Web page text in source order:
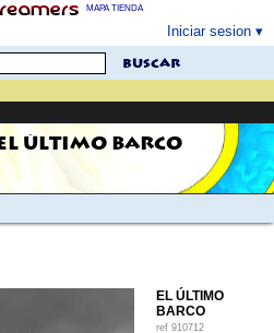
MAPA TIENDA
Iniciar sesion
buscar
EL ÚLTIMO BARCO
EL ÚLTIMO
BARCO
ref 910712